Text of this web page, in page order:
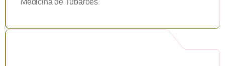
Medicina de Tubarões